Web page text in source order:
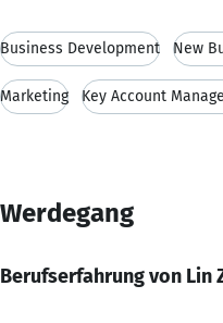
Business Development New
Marketing Key Account
Werdegang
Berufserfahrung von Lin